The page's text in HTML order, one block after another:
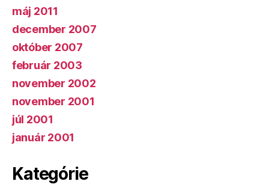
máj 2011
december 2007
október 2007
február 2003
november 2002
november 2001
júl 2001
január 2001
Kategórie